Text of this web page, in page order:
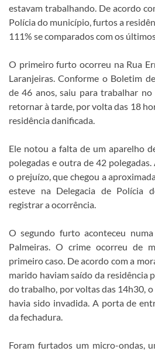
estavam trabalhando. De acordo
Polícia do município, furtos a
111% se comparados com os
O primeiro furto ocorreu na Rua
Laranjeiras. Conforme o Boletim
de 46 anos, saiu para trabalhar
retornar à tarde, por volta das 18
residência danificada.
Ele notou a falta de um aparelho
polegadas e outra de 42
o prejuízo, que chegou a
esteve na Delegacia de Polícia
registrar a ocorrência.
O segundo furto aconteceu
Palmeiras. O crime ocorreu de
primeiro caso. De acordo com a
marido haviam saído da residência
do trabalho, por voltas das 14h30,
havia sido invadida. A porta de
da fechadura.
Foram furtados um micro-ondas,